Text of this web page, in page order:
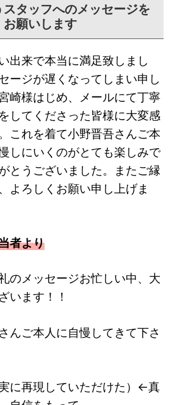
タッフへのメッセージを
お願いします
出来で本当に満足致しまし
ージが遅くなってしまい申し
崎様はじめ、メールにて丁寧
してくださった皆様に大変感
これを着て小野晋吾さんご本
しにいくのがとても楽しみで
とうございました。またご縁
よろしくお願い申し上げま
者より
のメッセージお忙しい中、大
います！！
んご本人に自慢してきて下さ
実に再現していただけた）←真